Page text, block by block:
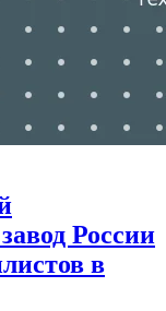
России
в